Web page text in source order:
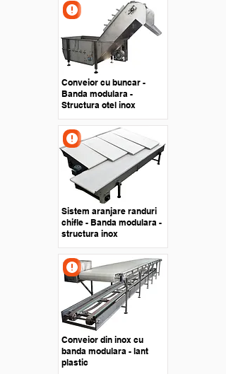
Conveior cu buncar -
Banda modulara -
Structura otel inox
Sistem aranjare randuri
chifle - Banda modulara -
structura inox
Conveior din inox cu
banda modulara - lant
plastic